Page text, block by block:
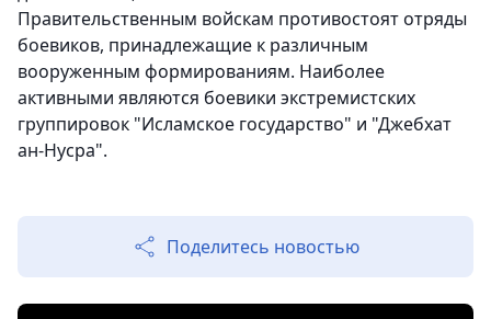
Правительственным войскам противостоят отряды
боевиков, принадлежащие к различным
вооруженным формированиям. Наиболее
активными являются боевики экстремистских
группировок "Исламское государство" и "Джебхат
ан-Нусра".
Поделитесь новостью